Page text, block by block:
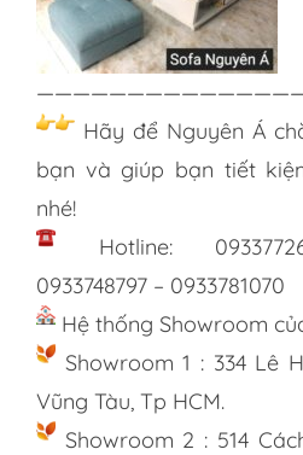
Hãy để Nguyên Á
bạn và giúp bạn tiết
nhé!
Hotline:
0933748797 – 0933781070
Hệ thống Showroom
Showroom 1 : 334 Lê
Vũng Tàu, Tp HCM.
Showroom 2 : 514